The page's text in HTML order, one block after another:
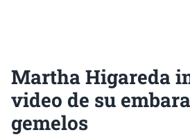
Martha Higareda
video de su
gemelos